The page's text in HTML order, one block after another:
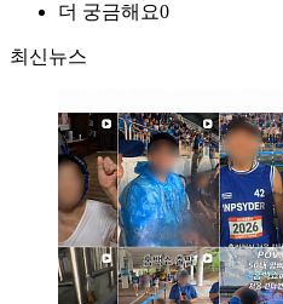
더 궁금해요0
최신뉴스